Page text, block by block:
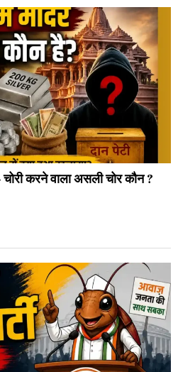
करने वाला असली चोर कौन ?